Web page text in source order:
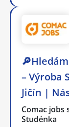
– Výroba
Jičín |
Comac jobs
Studénka